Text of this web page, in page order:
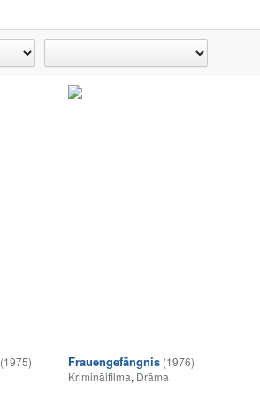
(1975)
Frauengefängnis (1976)
Kriminālfilma, Drāma